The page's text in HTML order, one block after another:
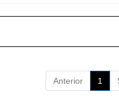
Anterior 1